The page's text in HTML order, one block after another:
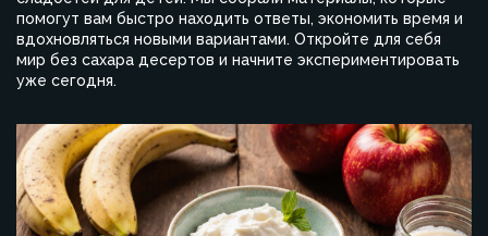
помогут вам быстро находить ответы, экономить время и
вдохновляться новыми вариантами. Откройте для себя
мир без сахара десертов и начните экспериментировать
уже сегодня.